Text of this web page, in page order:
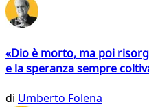
«Dio è morto, ma poi
e la speranza sempre
di Umberto Folena